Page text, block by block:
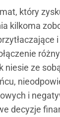
który
kilkoma
niesie ze
i
decyzje